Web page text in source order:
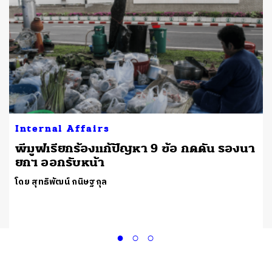
Internal Affairs
พีมูฟเรียกร้องแก้ปัญหา 9 ข้อ กดดัน รองนา
ยกฯ ออกรับหน้า
โดย สุทธิพัฒน์ กนิษฐกุล